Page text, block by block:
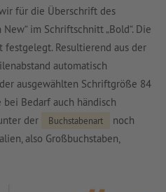
für die Überschrift des
im Schriftschnitt „Bold“. Die
Resultierend aus der
automatisch
ausgewählten Schriftgröße 84
bei Bedarf auch händisch
der
Buchstabenart
noch
also Großbuchstaben,